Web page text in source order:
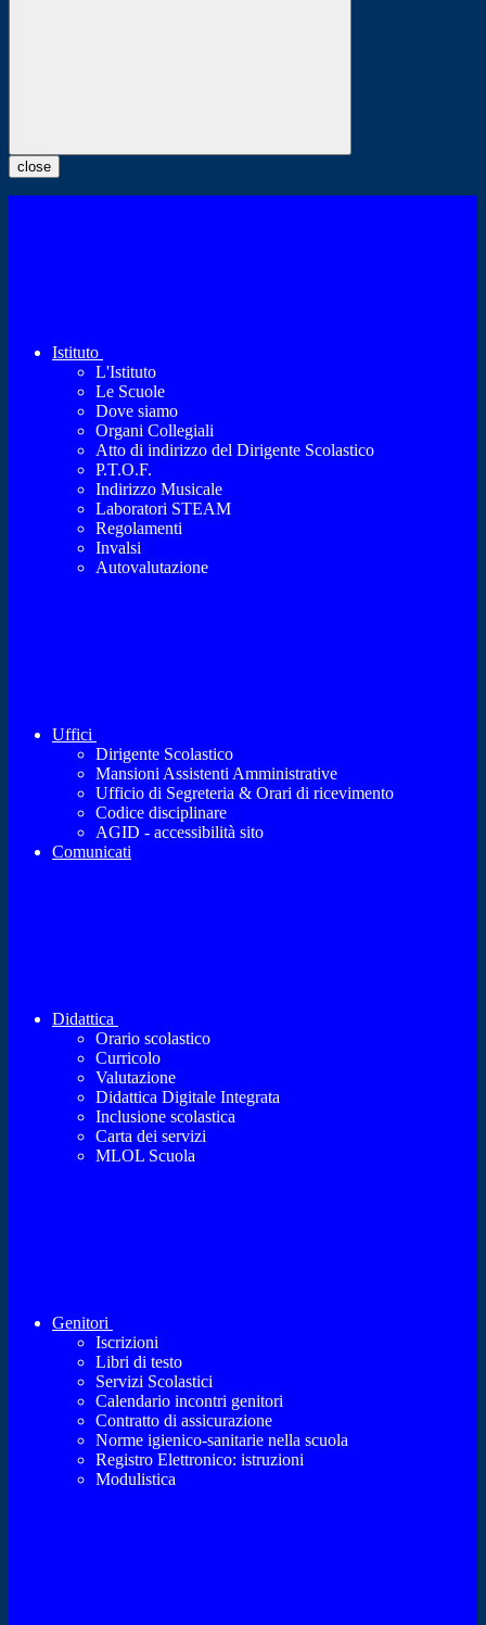
close
Istituto
L'Istituto
Le Scuole
Dove siamo
Organi Collegiali
Atto di indirizzo del Dirigente Scolastico
P.T.O.F.
Indirizzo Musicale
Laboratori STEAM
Regolamenti
Invalsi
Autovalutazione
Uffici
Dirigente Scolastico
Mansioni Assistenti Amministrative
Ufficio di Segreteria & Orari di ricevimento
Codice disciplinare
AGID - accessibilità sito
Comunicati
Didattica
Orario scolastico
Curricolo
Valutazione
Didattica Digitale Integrata
Inclusione scolastica
Carta dei servizi
MLOL Scuola
Genitori
Iscrizioni
Libri di testo
Servizi Scolastici
Calendario incontri genitori
Contratto di assicurazione
Norme igienico-sanitarie nella scuola
Registro Elettronico: istruzioni
Modulistica